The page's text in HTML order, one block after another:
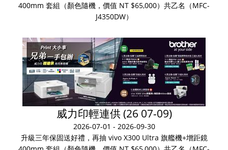
400mm 套組（顏色隨機，價值 NT $65,000）共乙名（MFC-
J4350DW）
威力印輕連供 (26 07-09)
2026-07-01 - 2026-09-30
升級三年保固送好禮，再抽 vivo X300 Ultra 旗艦機+增距鏡